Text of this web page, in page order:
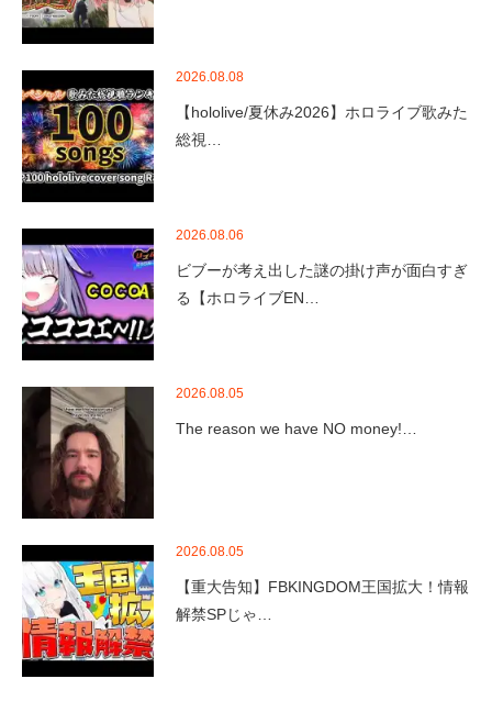
2026.08.08
【hololive/夏休み2026】ホロライブ歌みた
総視…
2026.08.06
ビブーが考え出した謎の掛け声が面白すぎ
る【ホロライブEN…
2026.08.05
The reason we have NO money!…
2026.08.05
【重大告知】FBKINGDOM王国拡大！情報
解禁SPじゃ…